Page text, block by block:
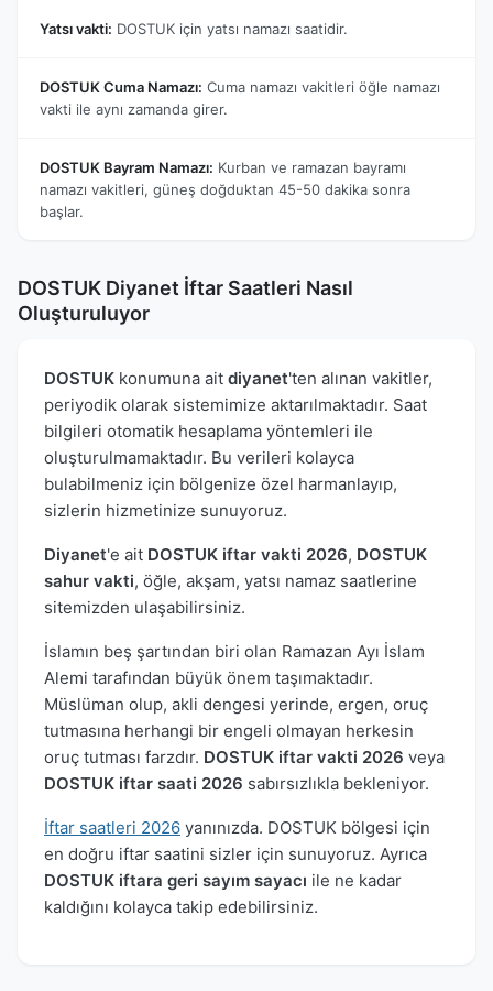
Yatsı vakti: DOSTUK için yatsı namazı saatidir.
DOSTUK Cuma Namazı: Cuma namazı vakitleri öğle namazı
vakti ile aynı zamanda girer.
DOSTUK Bayram Namazı: Kurban ve ramazan bayramı
namazı vakitleri, güneş doğduktan 45-50 dakika sonra
başlar.
DOSTUK Diyanet İftar Saatleri Nasıl
Oluşturuluyor
DOSTUK konumuna ait diyanet'ten alınan vakitler,
periyodik olarak sistemimize aktarılmaktadır. Saat
bilgileri otomatik hesaplama yöntemleri ile
oluşturulmamaktadır. Bu verileri kolayca
bulabilmeniz için bölgenize özel harmanlayıp,
sizlerin hizmetinize sunuyoruz.
Diyanet'e ait DOSTUK iftar vakti 2026, DOSTUK
sahur vakti, öğle, akşam, yatsı namaz saatlerine
sitemizden ulaşabilirsiniz.
İslamın beş şartından biri olan Ramazan Ayı İslam
Alemi tarafından büyük önem taşımaktadır.
Müslüman olup, akli dengesi yerinde, ergen, oruç
tutmasına herhangi bir engeli olmayan herkesin
oruç tutması farzdır. DOSTUK iftar vakti 2026 veya
DOSTUK iftar saati 2026 sabırsızlıkla bekleniyor.
İftar saatleri 2026 yanınızda. DOSTUK bölgesi için
en doğru iftar saatini sizler için sunuyoruz. Ayrıca
DOSTUK iftara geri sayım sayacı ile ne kadar
kaldığını kolayca takip edebilirsiniz.